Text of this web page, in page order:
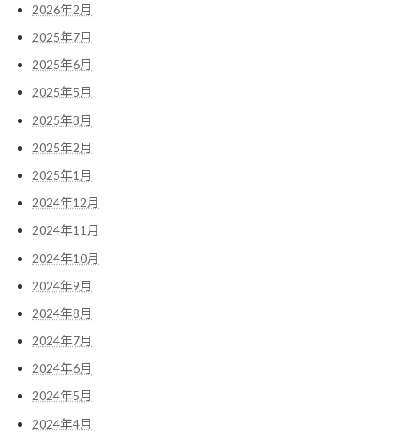
2026年2月
2025年7月
2025年6月
2025年5月
2025年3月
2025年2月
2025年1月
2024年12月
2024年11月
2024年10月
2024年9月
2024年8月
2024年7月
2024年6月
2024年5月
2024年4月